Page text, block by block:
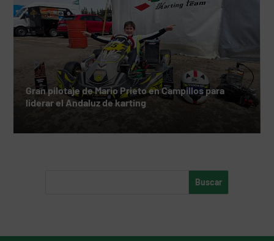
Gran pilotaje de Mario Prieto en Campillos para
liderar el Andaluz de karting